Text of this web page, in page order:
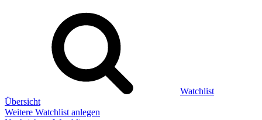
Watchlist
Übersicht
Weitere Watchlist anlegen